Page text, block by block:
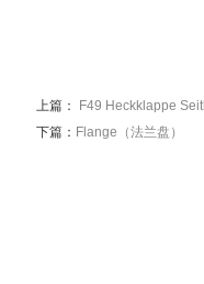
上篇：
F49 Heckklappe
下篇： Flange（法兰盘）